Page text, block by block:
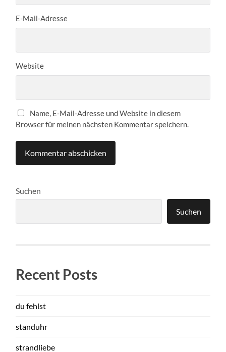
E-Mail-Adresse
Website
Name, E-Mail-Adresse und Website in diesem
Browser für meinen nächsten Kommentar speichern.
Suchen
Suchen
Recent Posts
du fehlst
standuhr
strandliebe